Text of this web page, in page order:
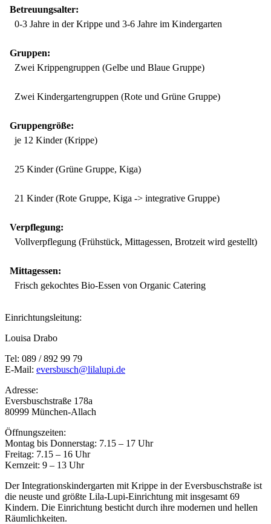
Betreuungsalter:
0-3 Jahre in der Krippe und 3-6 Jahre im Kindergarten
Gruppen:
Zwei Krippengruppen (Gelbe und Blaue Gruppe)
Zwei Kindergartengruppen (Rote und Grüne Gruppe)
Gruppengröße:
je 12 Kinder (Krippe)
25 Kinder (Grüne Gruppe, Kiga)
21 Kinder (Rote Gruppe, Kiga -> integrative Gruppe)
Verpflegung:
Vollverpflegung (Frühstück, Mittagessen, Brotzeit wird gestellt)
Mittagessen:
Frisch gekochtes Bio-Essen von Organic Catering
Einrichtungsleitung:
Louisa Drabo
Tel: 089 / 892 99 79
E-Mail: eversbusch@lilalupi.de
Adresse:
Eversbuschstraße 178a
80999 München-Allach
Öffnungszeiten:
Montag bis Donnerstag: 7.15 – 17 Uhr
Freitag: 7.15 – 16 Uhr
Kernzeit: 9 – 13 Uhr
Der Integrationskindergarten mit Krippe in der Eversbuschstraße ist
die neuste und größte Lila-Lupi-Einrichtung mit insgesamt 69
Kindern. Die Einrichtung besticht durch ihre modernen und hellen
Räumlichkeiten.